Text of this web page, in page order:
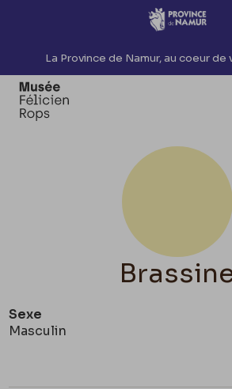
Accèder directement au
La Province de Namur, au coeur
Sexe
Masculin